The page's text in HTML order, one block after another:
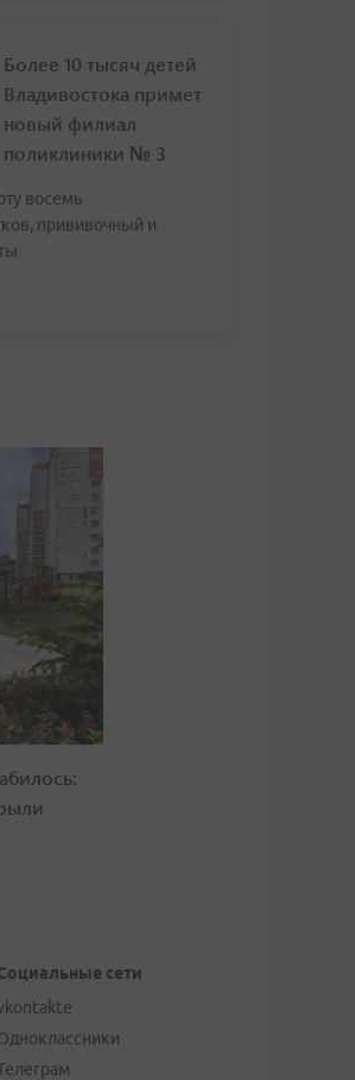
Более 10 тысяч детей
Владивостока примет
новый филиал
поликлиники № 3
восемь
прививочный и
сети